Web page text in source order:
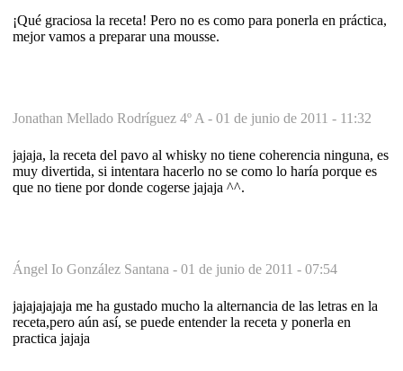
¡Qué graciosa la receta! Pero no es como para ponerla en práctica,
mejor vamos a preparar una mousse.
Jonathan Mellado Rodríguez 4º A - 01 de junio de 2011 - 11:32
jajaja, la receta del pavo al whisky no tiene coherencia ninguna, es
muy divertida, si intentara hacerlo no se como lo haría porque es
que no tiene por donde cogerse jajaja ^^.
Ángel Io González Santana - 01 de junio de 2011 - 07:54
jajajajajaja me ha gustado mucho la alternancia de las letras en la
receta,pero aún así, se puede entender la receta y ponerla en
practica jajaja